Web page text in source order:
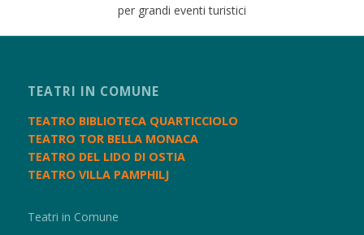
per grandi eventi turistici
TEATRI IN COMUNE
TEATRO BIBLIOTECA QUARTICCIOLO
TEATRO TOR BELLA MONACA
TEATRO DEL LIDO DI OSTIA
TEATRO VILLA PAMPHILJ
Teatri in Comune